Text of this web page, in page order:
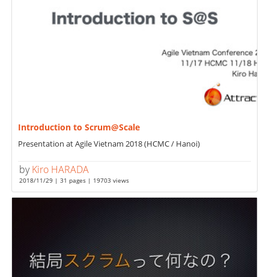
Introduction to Scrum@Scale
Presentation at Agile Vietnam 2018 (HCMC / Hanoi)
byKiro HARADA
2018/11/29 | 31 pages | 19703 views